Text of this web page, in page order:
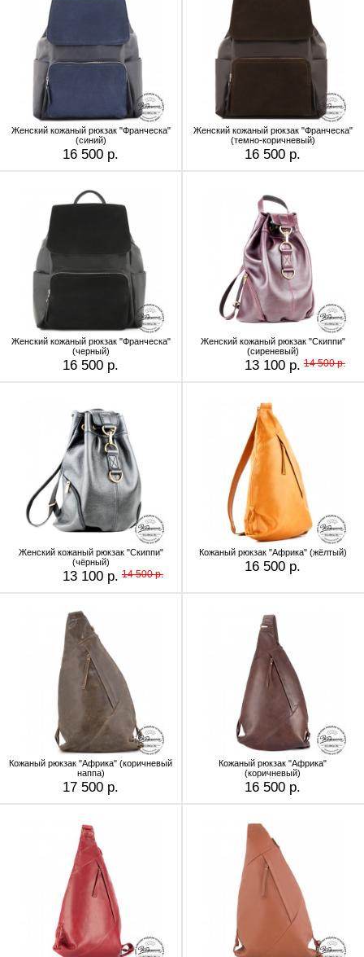
Женский кожаный рюкзак "Франческа"
(синий)
16 500 р.
Женский кожаный рюкзак "Франческа"
(темно-коричневый)
16 500 р.
Женский кожаный рюкзак "Франческа"
(черный)
16 500 р.
Женский кожаный рюкзак "Скиппи"
(сиреневый)
13 100 р. 14 500 р.
Женский кожаный рюкзак "Скиппи"
(чёрный)
13 100 р. 14 500 р.
Кожаный рюкзак "Африка" (жёлтый)
16 500 р.
Кожаный рюкзак "Африка" (коричневый
наппа)
17 500 р.
Кожаный рюкзак "Африка"
(коричневый)
16 500 р.